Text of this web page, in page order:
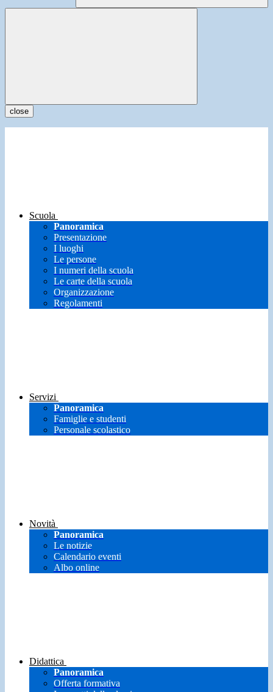
close
Scuola
Panoramica
Presentazione
I luoghi
Le persone
I numeri della scuola
Le carte della scuola
Organizzazione
Regolamenti
Servizi
Panoramica
Famiglie e studenti
Personale scolastico
Novità
Panoramica
Le notizie
Calendario eventi
Albo online
Didattica
Panoramica
Offerta formativa